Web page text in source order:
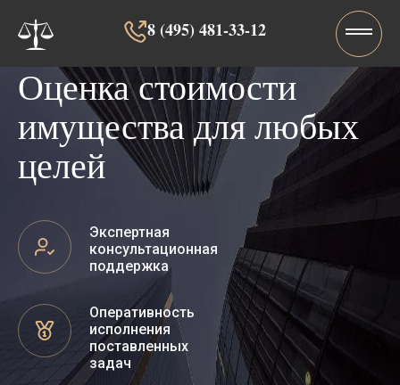
8 (495) 481-33-12‬‬
Оценка стоимости
имущества для любых
целей
Экспертная
консультационная
поддержка
Оперативность
исполнения
поставленных
задач